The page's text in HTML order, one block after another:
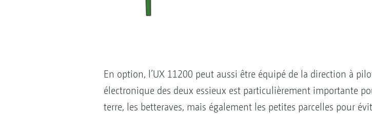
En option, l’UX 11200 peut aussi être équipé de la direction à
électronique des deux essieux est particulièrement importante
terre, les betteraves, mais également les petites parcelles pour